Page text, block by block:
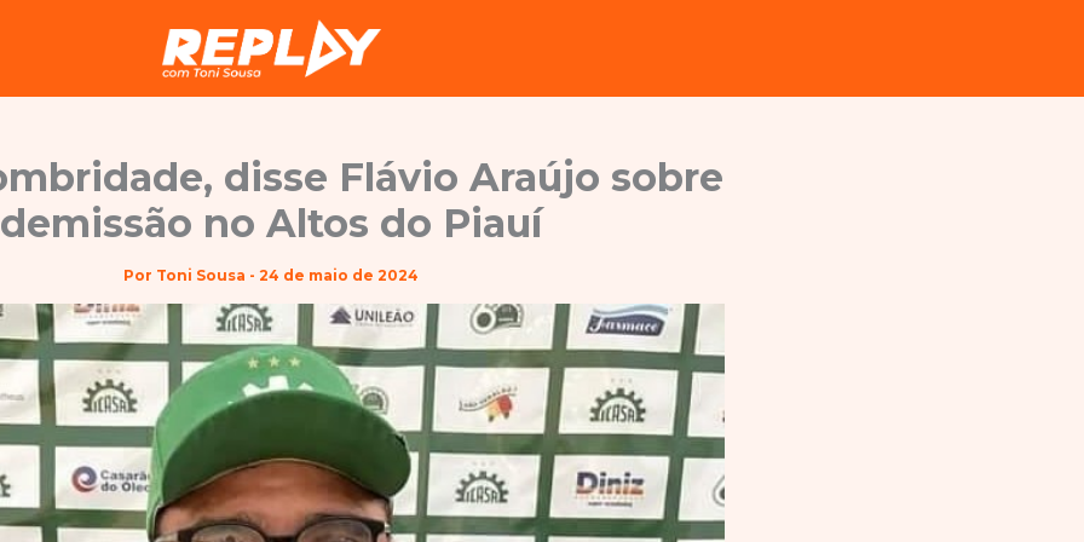
disse Flávio Araújo sobre
demissão no Altos do Piauí
Por Toni Sousa - 24 de maio de 2024